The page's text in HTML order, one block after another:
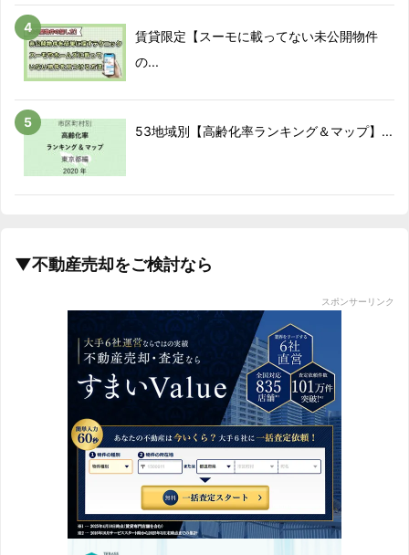
賃貸限定【スーモに載ってない未公開物件
の...
53地域別【高齢化率ランキング＆マップ】...
▼不動産売却をご検討なら
スポンサーリンク